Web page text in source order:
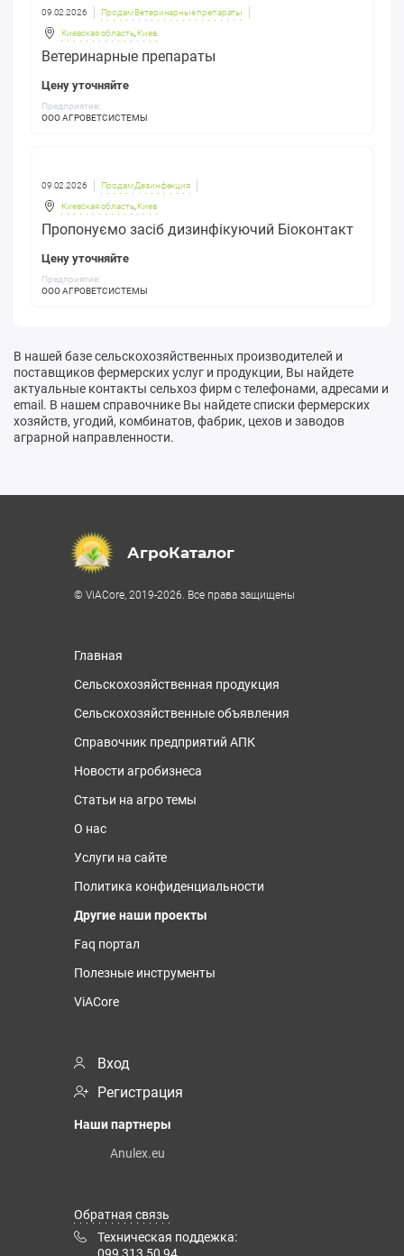
09.02.2026 Продам Ветеринарные препараты
Киевская область, Киев
Ветеринарные препараты
Цену уточняйте
Предприятие:
ООО АГРОВЕТСИСТЕМЫ
09.02.2026 Продам Дезинфекция
Киевская область, Киев
Пропонуємо засіб дизинфікуючий Біоконтакт
Цену уточняйте
Предприятие:
ООО АГРОВЕТСИСТЕМЫ
В нашей базе сельскохозяйственных производителей и
поставщиков фермерских услуг и продукции, Вы найдете
актуальные контакты сельхоз фирм с телефонами, адресами и
email. В нашем справочнике Вы найдете списки фермерских
хозяйств, угодий, комбинатов, фабрик, цехов и заводов
аграрной направленности.
АгроКаталог
© ViACore, 2019-2026. Все права защищены
Главная
Сельскохозяйственная продукция
Сельскохозяйственные объявления
Справочник предприятий АПК
Новости агробизнеса
Статьи на агро темы
О нас
Услуги на сайте
Политика конфиденциальности
Другие наши проекты
Faq портал
Полезные инструменты
ViACore
Вход
Регистрация
Наши партнеры
Anulex.eu
Обратная связь
Техническая поддежка: